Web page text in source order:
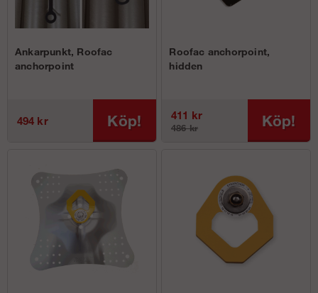
Ankarpunkt, Roofac
anchorpoint
494 kr Köp!
Roofac anchorpoint,
hidden
411 kr
486 kr Köp!